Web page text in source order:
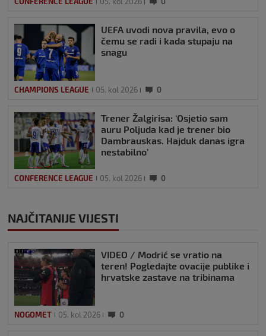
UEFA uvodi nova pravila, evo o
čemu se radi i kada stupaju na
snagu
CHAMPIONS LEAGUE 05. kol 2026 0
Trener Žalgirisa: ‘Osjetio sam
auru Poljuda kad je trener bio
Dambrauskas. Hajduk danas igra
nestabilno’
CONFERENCE LEAGUE 05. kol 2026 0
NAJČITANIJE VIJESTI
VIDEO / Modrić se vratio na
teren! Pogledajte ovacije publike i
hrvatske zastave na tribinama
NOGOMET 05. kol 2026 0